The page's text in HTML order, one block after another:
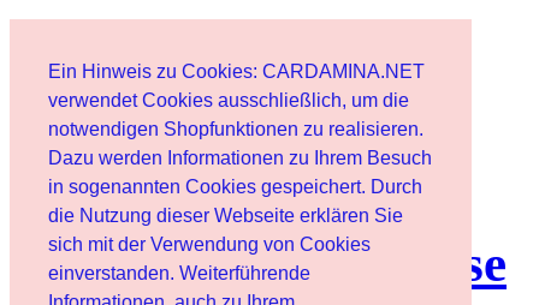
Ein Hinweis zu Cookies: CARDAMINA.NET
verwendet Cookies ausschließlich, um die
notwendigen Shopfunktionen zu realisieren.
Dazu werden Informationen zu Ihrem Besuch
in sogenannten Cookies gespeichert. Durch
die Nutzung dieser Webseite erklären Sie
sich mit der Verwendung von Cookies
einverstanden. Weiterführende
Benutzer
Newsletter
Nutzungshinweise